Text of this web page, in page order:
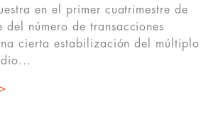
en el primer cuatrimestre de
del número de transacciones
cierta estabilización del múltiplo
>